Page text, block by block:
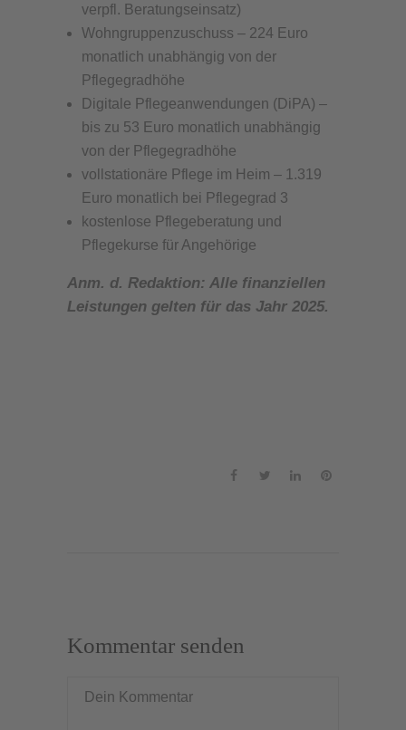
verpfl. Beratungseinsatz)
Wohngruppenzuschuss – 224 Euro
monatlich unabhängig von der
Pflegegradhöhe
Digitale Pflegeanwendungen (DiPA) –
bis zu 53 Euro monatlich unabhängig
von der Pflegegradhöhe
vollstationäre Pflege im Heim – 1.319
Euro monatlich bei Pflegegrad 3
kostenlose Pflegeberatung und
Pflegekurse für Angehörige
Anm. d. Redaktion: Alle finanziellen
Leistungen gelten für das Jahr 2025.
Kommentar senden